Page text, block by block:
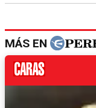
MÁS EN